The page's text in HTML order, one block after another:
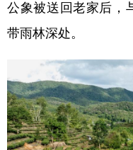
公象被送回老家后，
带雨林深处。